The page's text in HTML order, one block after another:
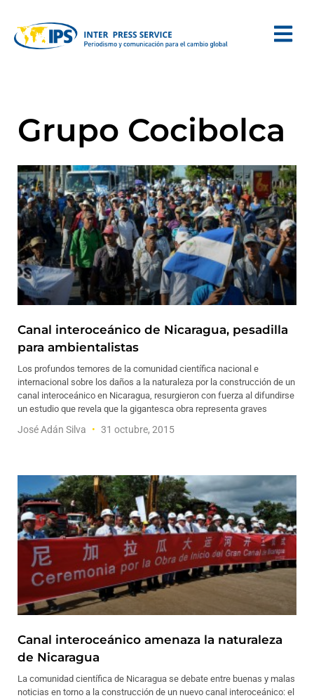
Grupo Cocibolca
Canal interoceánico de Nicaragua, pesadilla
para ambientalistas
Los profundos temores de la comunidad científica nacional e
internacional sobre los daños a la naturaleza por la construcción de un
canal interoceánico en Nicaragua, resurgieron con fuerza al difundirse
un estudio que revela que la gigantesca obra representa graves
José Adán Silva 31 octubre, 2015
Canal interoceánico amenaza la naturaleza
de Nicaragua
La comunidad científica de Nicaragua se debate entre buenas y malas
noticias en torno a la construcción de un nuevo canal interoceánico: el